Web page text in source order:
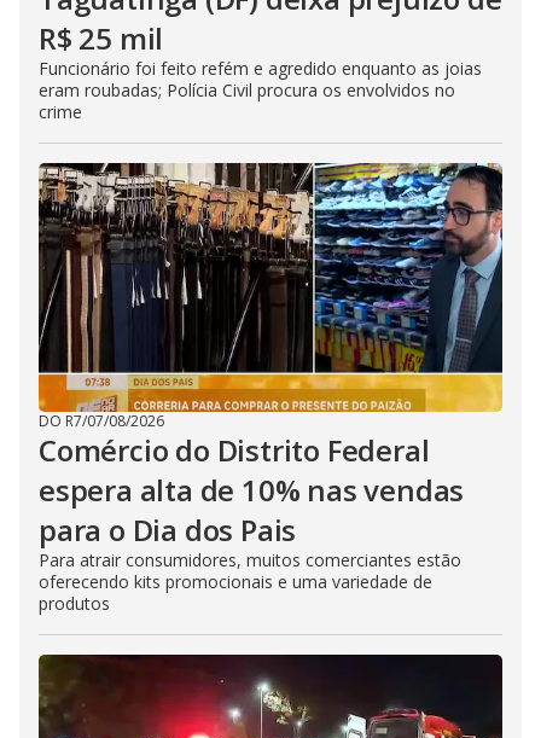
R$ 25 mil
Funcionário foi feito refém e agredido enquanto as joias
eram roubadas; Polícia Civil procura os envolvidos no
crime
DO R7/07/08/2026
Comércio do Distrito Federal
espera alta de 10% nas vendas
para o Dia dos Pais
Para atrair consumidores, muitos comerciantes estão
oferecendo kits promocionais e uma variedade de
produtos